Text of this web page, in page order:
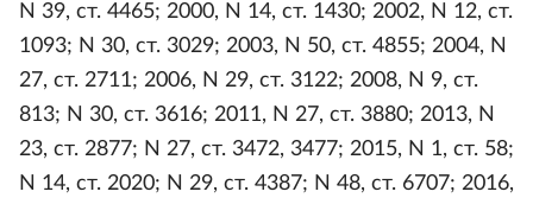
N 39, ст. 4465; 2000, N 14, ст. 1430; 2002, N 12, ст.
1093; N 30, ст. 3029; 2003, N 50, ст. 4855; 2004, N
27, ст. 2711; 2006, N 29, ст. 3122; 2008, N 9, ст.
813; N 30, ст. 3616; 2011, N 27, ст. 3880; 2013, N
23, ст. 2877; N 27, ст. 3472, 3477; 2015, N 1, ст. 58;
N 14, ст. 2020; N 29, ст. 4387; N 48, ст. 6707; 2016,